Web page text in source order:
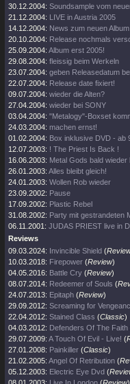
30.12.2004: Soundsample vom
21.12.2004: LIVE in Austria 2005
14.12.2004: News zum neuen Album
20.10.2004: Release nochmals
25.09.2004: Album erst 2005!
29.08.2004: fleissig beim Werkeln
23.07.2004: geben Releasedatum
22.07.2004: Release date fixiert!
09.07.2004: wieder die Alten?
27.04.2004: wieder bei SONY
03.04.2004: "Metalogy"-Boxset
24.03.2004: machen ernst!
01.02.2004: Box inklusive DVD - ab
12.07.2003: ! The Priest Is Back !
16.06.2003: Metal Gods bald wieder
26.01.2003: Alles bleibt gleich!
24.01.2003: Wollen Rob wieder
23.09.2002: Pause
17.09.2002: Plastic Rebel
31.08.2002: Party mit gestrandeten
06.11.2001: JUDAS PRIEST live in
Reviews
09.03.2024: Invincible Shield (
10.03.2018: Firepower (Review)
04.05.2016: Battle Cry (Review)
08.07.2014: Redeemer of Souls (
24.07.2013: Epitaph (Review)
29.09.2012: Screaming for
22.04.2012: Stained Class (Classic)
04.03.2012: Defenders Of The Faith
29.07.2009: A Touch Of Evil - Live! (
27.01.2008: Painkiller (Classic)
21.02.2005: Angel Of Retribution (
05.12.2003: Electric Eye Dvd (